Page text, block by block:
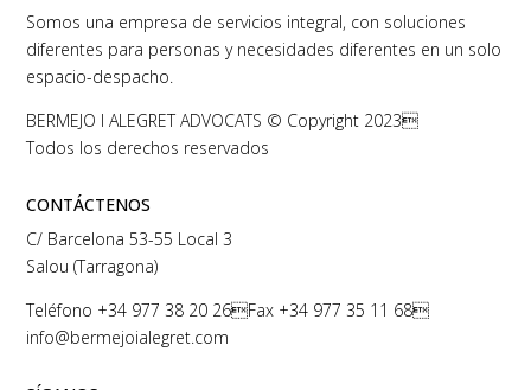
Somos una empresa de servicios integral, con soluciones
diferentes para personas y necesidades diferentes en un solo
espacio-despacho.
BERMEJO I ALEGRET ADVOCATS © Copyright 2023
Todos los derechos reservados
CONTÁCTENOS
C/ Barcelona 53-55 Local 3
Salou (Tarragona)
Teléfono +34 977 38 20 26Fax +34 977 35 11 68
info@bermejoialegret.com